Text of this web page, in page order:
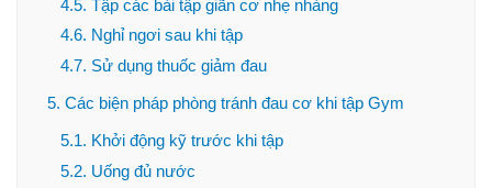
4.5. Tập các bài tập giãn cơ nhẹ nhàng
4.6. Nghỉ ngơi sau khi tập
4.7. Sử dụng thuốc giảm đau
5. Các biện pháp phòng tránh đau cơ khi tập Gym
5.1. Khởi động kỹ trước khi tập
5.2. Uống đủ nước